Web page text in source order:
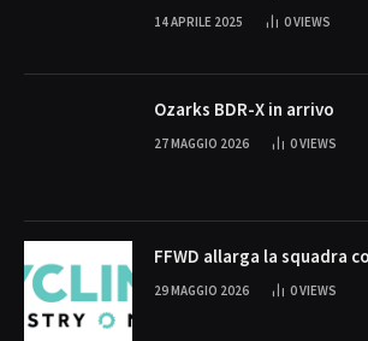
14 APRILE 2025 0VIEWS
Ozarks BDR-X in arrivo
27 MAGGIO 2026 0VIEWS
FFWD allarga la squadra
29 MAGGIO 2026 0VIEWS